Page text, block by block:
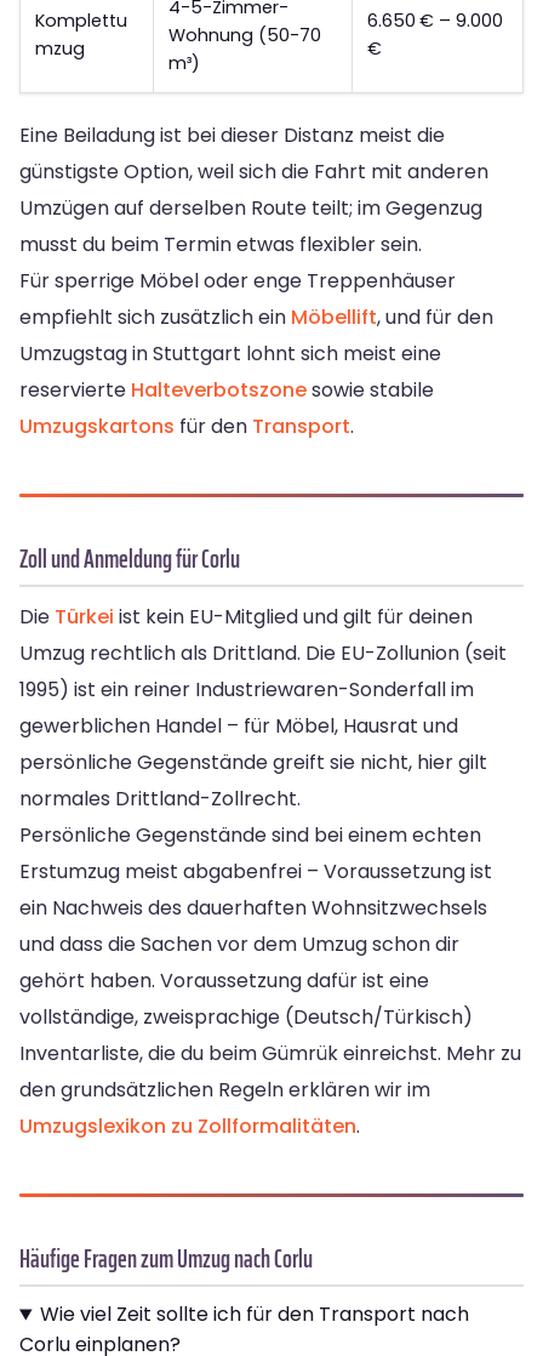
Komplettu
mzug
4-5-Zimmer-
Wohnung (50-70
m³)
6.650 € – 9.000
€
Eine Beiladung ist bei dieser Distanz meist die
günstigste Option, weil sich die Fahrt mit anderen
Umzügen auf derselben Route teilt; im Gegenzug
musst du beim Termin etwas flexibler sein.
Für sperrige Möbel oder enge Treppenhäuser
empfiehlt sich zusätzlich ein Möbellift, und für den
Umzugstag in Stuttgart lohnt sich meist eine
reservierte Halteverbotszonesowie stabile
Umzugskartons für den Transport.
Zoll und Anmeldung für Corlu
Die Türkei ist kein EU-Mitglied und gilt für deinen
Umzug rechtlich als Drittland. Die EU-Zollunion (seit
1995) ist ein reiner Industriewaren-Sonderfall im
gewerblichen Handel – für Möbel, Hausrat und
persönliche Gegenstände greift sie nicht, hier gilt
normales Drittland-Zollrecht.
Persönliche Gegenstände sind bei einem echten
Erstumzug meist abgabenfrei – Voraussetzung ist
ein Nachweis des dauerhaften Wohnsitzwechsels
und dass die Sachen vor dem Umzug schon dir
gehört haben. Voraussetzung dafür ist eine
vollständige, zweisprachige (Deutsch/Türkisch)
Inventarliste, die du beim Gümrük einreichst. Mehr zu
den grundsätzlichen Regeln erklären wir im
Umzugslexikon zu Zollformalitäten.
Häufige Fragen zum Umzug nach Corlu
Wie viel Zeit sollte ich für den Transport nach
Corlu einplanen?